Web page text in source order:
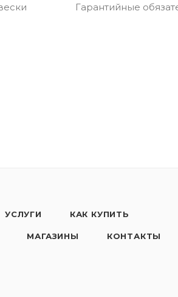
Гарантийные
УСЛУГИ КАК КУПИТЬ
МАГАЗИНЫ КОНТАКТЫ